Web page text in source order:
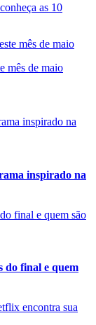
as 10
mês de maio
inspirado na
do final e quem